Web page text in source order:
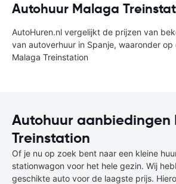
Autohuur Malaga
AutoHuren.nl vergelijkt de prijzen van
van autoverhuur in Spanje, waaronder
Malaga Treinstation
Autohuur aanbiedingen
Treinstation
Of je nu op zoek bent naar een kleine
stationwagon voor het hele gezin. Wij
geschikte auto voor de laagste prijs.